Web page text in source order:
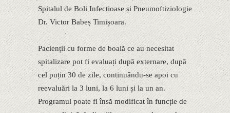
Spitalul de Boli Infecțioase și Pneumoftiziologie
Dr. Victor Babeș Timișoara.
Pacienții cu forme de boală ce au necesitat
spitalizare pot fi evaluați după externare, după
cel puțin 30 de zile, continuându-se apoi cu
reevaluări la 3 luni, la 6 luni și la un an.
Programul poate fi însă modificat în funcție de